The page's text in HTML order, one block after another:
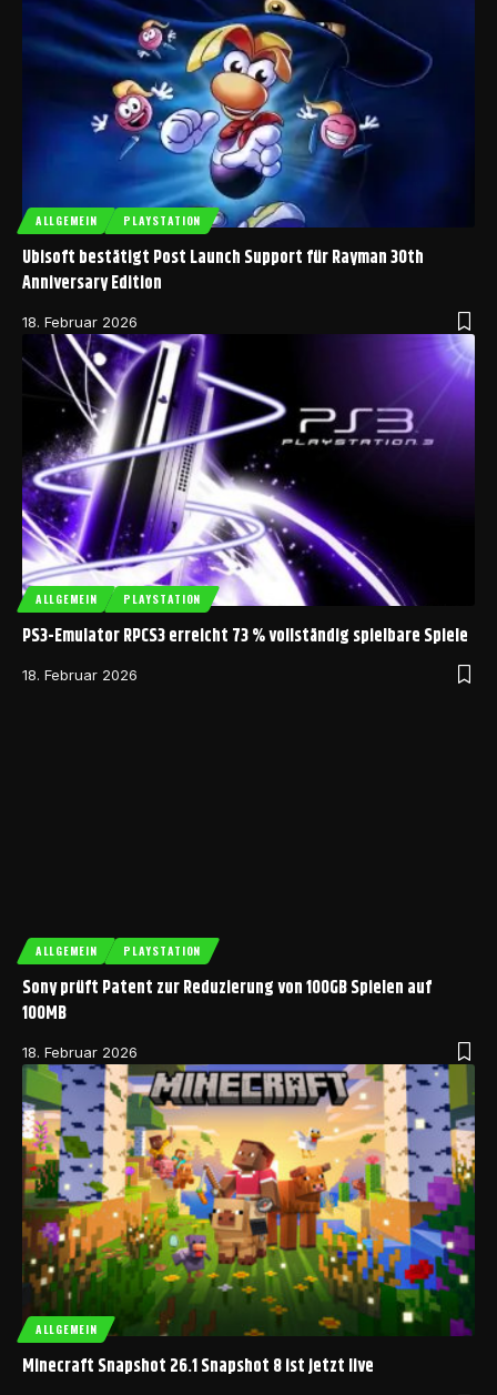
ALLGEMEIN PLAYSTATION
Ubisoft bestätigt Post Launch Support für Rayman 30th
Anniversary Edition
18. Februar 2026
ALLGEMEIN PLAYSTATION
PS3-Emulator RPCS3 erreicht 73 % vollständig spielbare Spiele
18. Februar 2026
ALLGEMEIN PLAYSTATION
Sony prüft Patent zur Reduzierung von 100GB Spielen auf
100MB
18. Februar 2026
ALLGEMEIN
Minecraft Snapshot 26.1 Snapshot 8 ist jetzt live